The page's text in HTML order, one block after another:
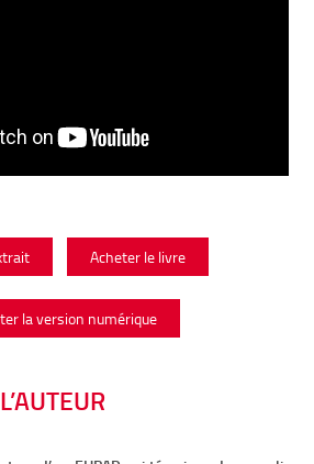
Acheter le livre
la version numérique